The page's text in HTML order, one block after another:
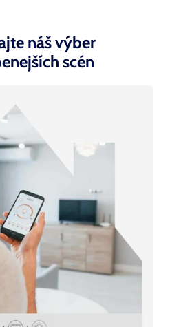
náš výber
scén